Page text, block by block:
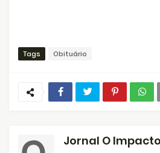
Tags Obituário
Jornal O Impacto